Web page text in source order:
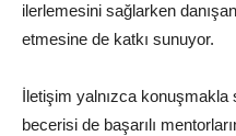
ilerlemesini sağlarken
etmesine de katkı sunuyor.
İletişim yalnızca konuşmakla
becerisi de başarılı